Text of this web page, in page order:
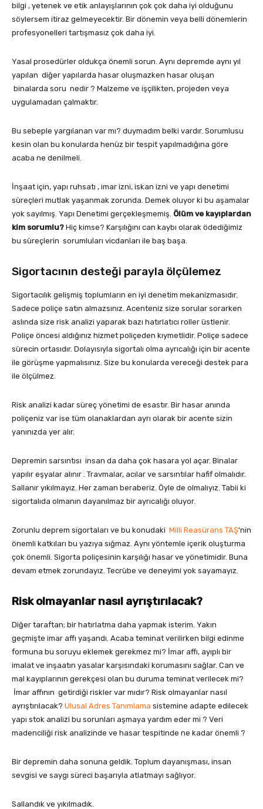
bilgi , yetenek ve etik anlayışlarının çok çok daha iyi olduğunu
söylersem itiraz gelmeyecektir. Bir dönemin veya belli dönemlerin
profesyonelleri tartışmasız çok daha iyi.
Yasal prosedürler oldukça önemli sorun. Aynı depremde aynı yıl
yapılan diğer yapılarda hasar oluşmazken hasar oluşan
binalarda soru nedir ? Malzeme ve işçilikten, projeden veya
uygulamadan çalmaktır.
Bu sebeple yargılanan var mı? duymadım belki vardır. Sorumlusu
kesin olan bu konularda henüz bir tespit yapılmadığına göre
acaba ne denilmeli.
İnşaat için, yapı ruhsatı , imar izni, iskan izni ve yapı denetimi
süreçleri mutlak yaşanmak zorunda. Demek oluyor ki bu aşamalar
yok sayılmış. Yapı Denetimi gerçekleşmemiş. Ölüm ve kayıplardan
kim sorumlu? Hiç kimse? Karşılığını can kaybı olarak ödediğimiz
bu süreçlerin sorumluları vicdanları ile baş başa.
Sigortacının desteği parayla ölçülemez
Sigortacılık gelişmiş toplumların en iyi denetim mekanizmasıdır.
Sadece poliçe satın almazsınız. Acenteniz size sorular sorarken
aslında size risk analizi yaparak bazı hatırlatıcı roller üstlenir.
Poliçe öncesi aldığınız hizmet poliçeden kıymetlidir. Poliçe sadece
sürecin ortasıdır. Dolayısıyla sigortalı olma ayrıcalığı için bir acente
ile görüşme yapmalısınız. Size bu konularda vereceği destek para
ile ölçülmez.
Risk analizi kadar süreç yönetimi de esastır. Bir hasar anında
poliçeniz var ise tüm olanaklardan ayrı olarak bir acente sizin
yanınızda yer alır.
Depremin sarsıntısı insan da daha çok hasara yol açar. Binalar
yapılır eşyalar alınır . Travmalar, acılar ve sarsıntılar hafif olmalıdır.
Sallanır yıkılmayız. Her zaman beraberiz. Öyle de olmalıyız. Tabii ki
sigortalıda olmanın dayanılmaz bir ayrıcalığı oluyor.
Zorunlu deprem sigortaları ve bu konudaki Milli Reasürans TAŞ‘nin
önemli katkıları bu yazıya sığmaz. Aynı yöntemle içerik oluşturma
çok önemli. Sigorta poliçesinin karşılığı hasar ve yönetimidir. Buna
devam etmek zorundayız. Tecrübe ve deneyimi yok sayamayız.
Risk olmayanlar nasıl ayrıştırılacak?
Diğer taraftan; bir hatırlatma daha yapmak isterim. Yakın
geçmişte imar affı yaşandı. Acaba teminat verilirken bilgi edinme
formuna bu soruyu eklemek gerekmez mi? İmar affı, ayıplı bir
imalat ve inşaatın yasalar karşısındaki korumasını sağlar. Can ve
mal kayıplarının gerekçesi olan bu duruma teminat verilecek mi?
İmar affının getirdiği riskler var mıdır? Risk olmayanlar nasıl
ayrıştırılacak? Ulusal Adres Tanımlama sistemine adapte edilecek
yapı stok analizi bu sorunları aşmaya yardım eder mi ? Veri
madenciliği risk analizinde ve hasar tespitinde ne kadar önemli ?
Bir depremin daha sonuna geldik. Toplum dayanışması, insan
sevgisi ve saygı süreci başarıyla atlatmayı sağlıyor.
Sallandık ve yıkılmadık.